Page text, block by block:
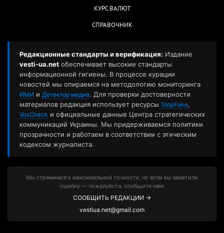
КУРС ВАЛЮТ
СПРАВОЧНИК
Редакционные стандарты и верификация: Издание
vesti-ua.net обеспечивает высокие стандарты
информационной гигиены. В процессе курации
новостей мы опираемся на методологию мониторинга
ИМИ и Детектор медиа. Для проверки достоверности
материалов редакция использует ресурсы StopFake,
VoxCheck и официальные данные Центра стратегических
коммуникаций Украины. Мы придерживаемся политики
прозрачности и работаем в соответствии с этическим
кодексом журналиста.
Мы стремимся к максимальной точности, но если вы заметили
ошибку — пожалуйста, сообщите нам:
СООБЩИТЬ РЕДАКЦИИ →
vestiua.net@gmail.com